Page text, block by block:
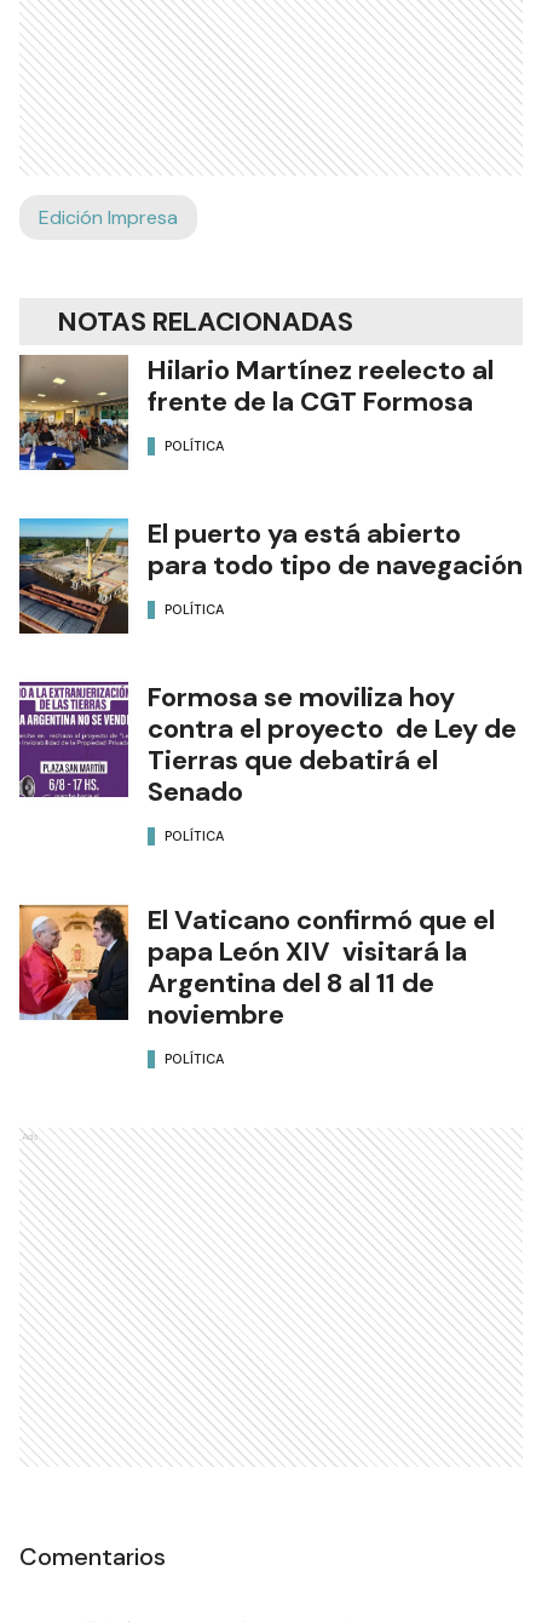
Edición Impresa
NOTAS RELACIONADAS
Hilario Martínez reelecto al
frente de la CGT Formosa
POLÍTICA
El puerto ya está abierto
para todo tipo de navegación
POLÍTICA
Formosa se moviliza hoy
contra el proyecto de Ley de
Tierras que debatirá el
Senado
POLÍTICA
El Vaticano confirmó que el
papa León XIV visitará la
Argentina del 8 al 11 de
noviembre
POLÍTICA
Ads
Comentarios